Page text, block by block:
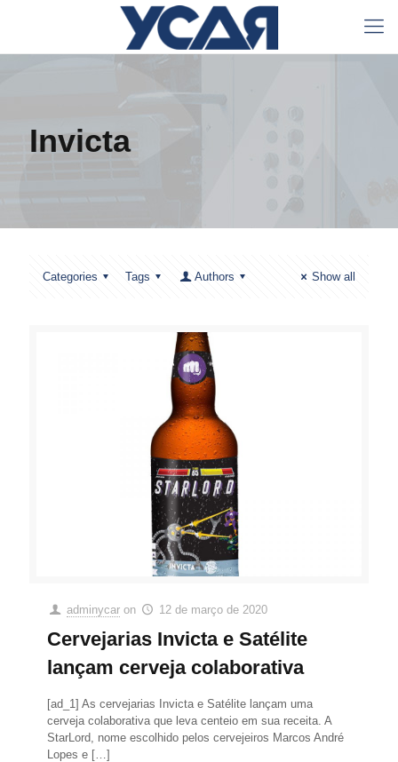
Invicta
Categories Tags Authors Show all
adminycar on 12 de março de 2020
Cervejarias Invicta e Satélite
lançam cerveja colaborativa
[ad_1] As cervejarias Invicta e Satélite lançam uma
cerveja colaborativa que leva centeio em sua receita. A
StarLord, nome escolhido pelos cervejeiros Marcos André
Lopes e […]